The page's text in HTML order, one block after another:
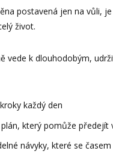
postavená jen na vůli,
život.
vede k dlouhodobým,
každý den
který pomůže předejít
návyky, které se